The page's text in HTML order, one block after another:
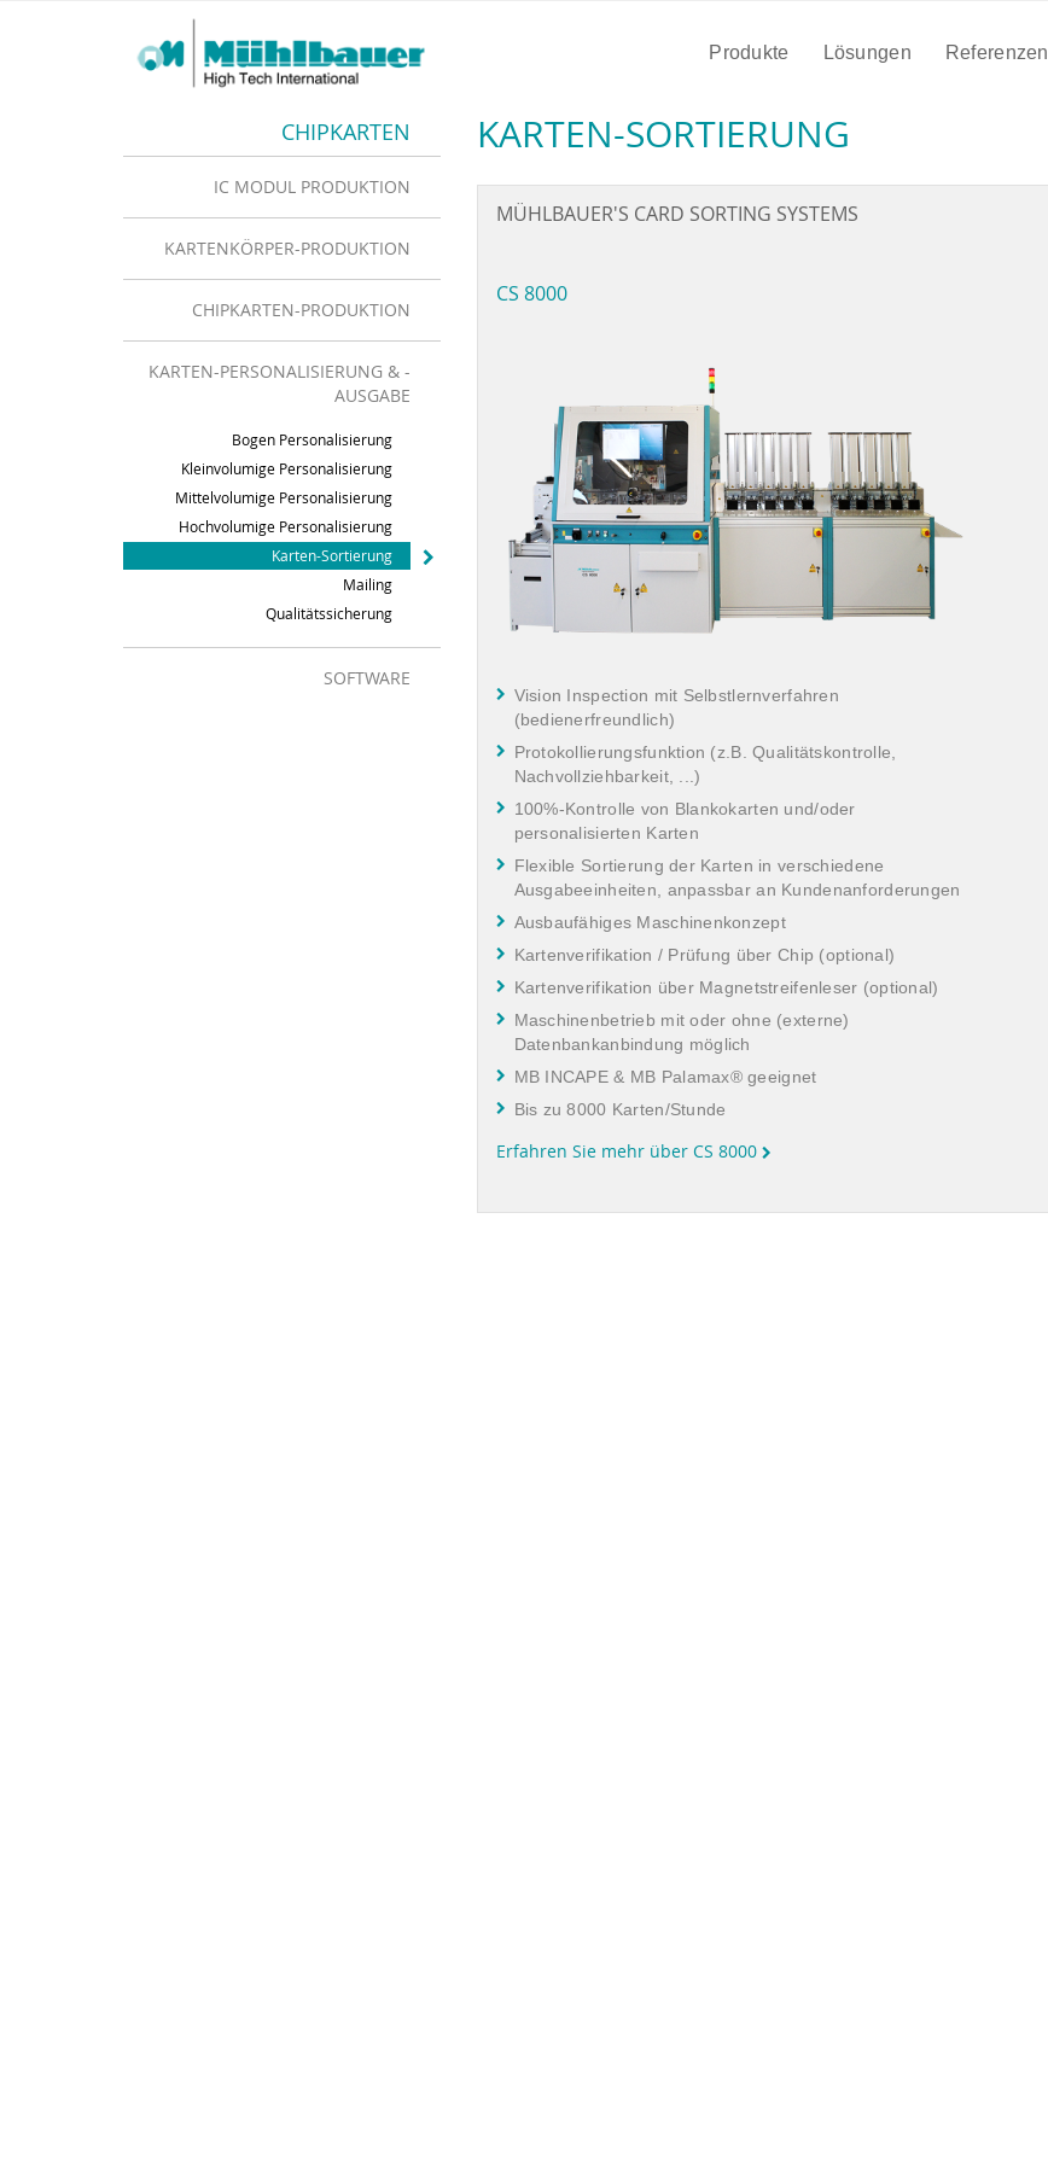
Produkte Lösungen Referenzen
CHIPKARTEN
IC MODUL PRODUKTION
KARTENKÖRPER-PRODUKTION
CHIPKARTEN-PRODUKTION
KARTEN-PERSONALISIERUNG & -
AUSGABE
Bogen Personalisierung
Kleinvolumige Personalisierung
Mittelvolumige Personalisierung
Hochvolumige Personalisierung
Karten-Sortierung
Mailing
Qualitätssicherung
SOFTWARE
KARTEN-SORTIERUNG
MÜHLBAUER'S CARD SORTING SYSTEMS
CS 8000
Vision Inspection mit Selbstlernverfahren
(bedienerfreundlich)
Protokollierungsfunktion (z.B. Qualitätskontrolle,
Nachvollziehbarkeit, ...)
100%-Kontrolle von Blankokarten und/oder
personalisierten Karten
Flexible Sortierung der Karten in verschiedene
Ausgabeeinheiten, anpassbar an Kundenanforderungen
Ausbaufähiges Maschinenkonzept
Kartenverifikation / Prüfung über Chip (optional)
Kartenverifikation über Magnetstreifenleser (optional)
Maschinenbetrieb mit oder ohne (externe)
Datenbankanbindung möglich
MB INCAPE & MB Palamax® geeignet
Bis zu 8000 Karten/Stunde
Erfahren Sie mehr über CS 8000